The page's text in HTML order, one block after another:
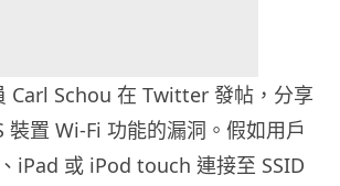
Carl Schou 在 Twitter 發帖，分享
裝置 Wi-Fi 功能的漏洞。假如用戶
iPad 或 iPod touch 連接至 SSID